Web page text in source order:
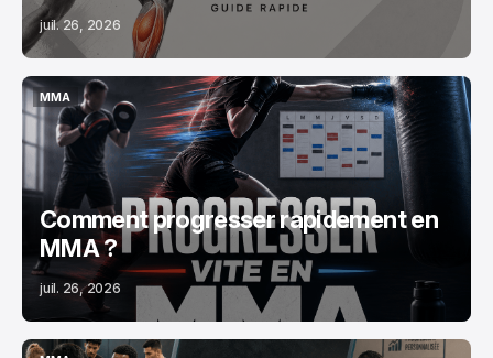
juil. 26, 2026
MMA
MMA
Comment progresser rapidement en
MMA ?
juil. 26, 2026